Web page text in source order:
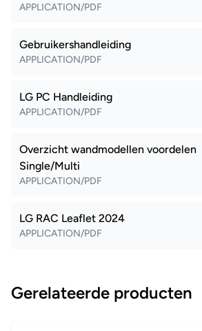
APPLICATION/PDF
Gebruikershandleiding
APPLICATION/PDF
LG PC Handleiding
APPLICATION/PDF
Overzicht wandmodellen voordelen
Single/Multi
APPLICATION/PDF
LG RAC Leaflet 2024
APPLICATION/PDF
Gerelateerde producten